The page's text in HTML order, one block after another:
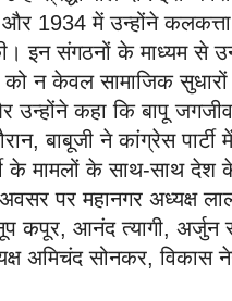
और 1934 में उन्होंने
इन संगठनों के माध्यम से
न केवल सामाजिक
उन्होंने कहा कि बापू
बाबूजी ने कांग्रेस पार्टी
के मामलों के साथ-साथ
पर महानगर अध्यक्ष लाल
कपूर, आनंद त्यागी, अर्जुन
अमिचंद सोनकर, विकास